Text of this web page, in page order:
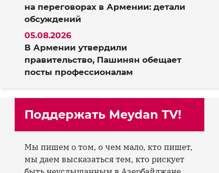
на переговорах в Армении: детали
обсуждений
В Армении утвердили
правительство, Пашинян обещает
посты профессионалам
05.08.2026
Поддержать Meydan TV!
Мы пишем о том, о чем мало, кто пишет,
мы даем высказаться тем, кто рискует